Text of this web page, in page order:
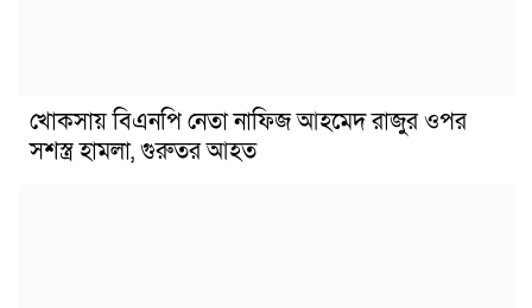
খোকসায় বিএনপি নেতা নাফিজ আহমেদ রাজুর ওপর
সশস্ত্র হামলা, গুরুতর আহত